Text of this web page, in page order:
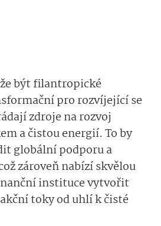
být filantropické
pro rozvíjející se
zdroje na rozvoj
a čistou energií. To by
globální podporu a
zároveň nabízí skvělou
instituce vytvořit
toky od uhlí k čisté